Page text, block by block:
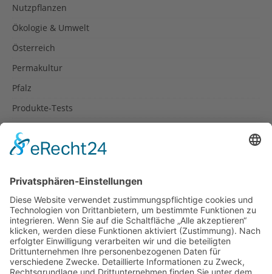
Nutzpflanzen
Ökologie & Umwelt
Österreich
Permakultur
Pfalz
Produkte-Tests
Rezepte
Spanien
Südtirol
USA
Weihnachten
Weihnachtstexte